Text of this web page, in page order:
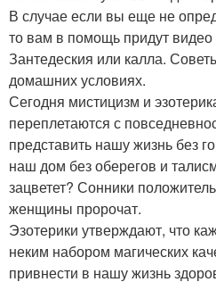
В случае если вы еще не
то вам в помощь придут видео
Зантедеския или калла.
домашних условиях.
Сегодня мистицизм и
переплетаются с
представить нашу жизнь без
наш дом без оберегов и
зацветет? Сонники
женщины пророчат.
Эзотерики утверждают, что
неким набором магических
привнести в нашу жизнь